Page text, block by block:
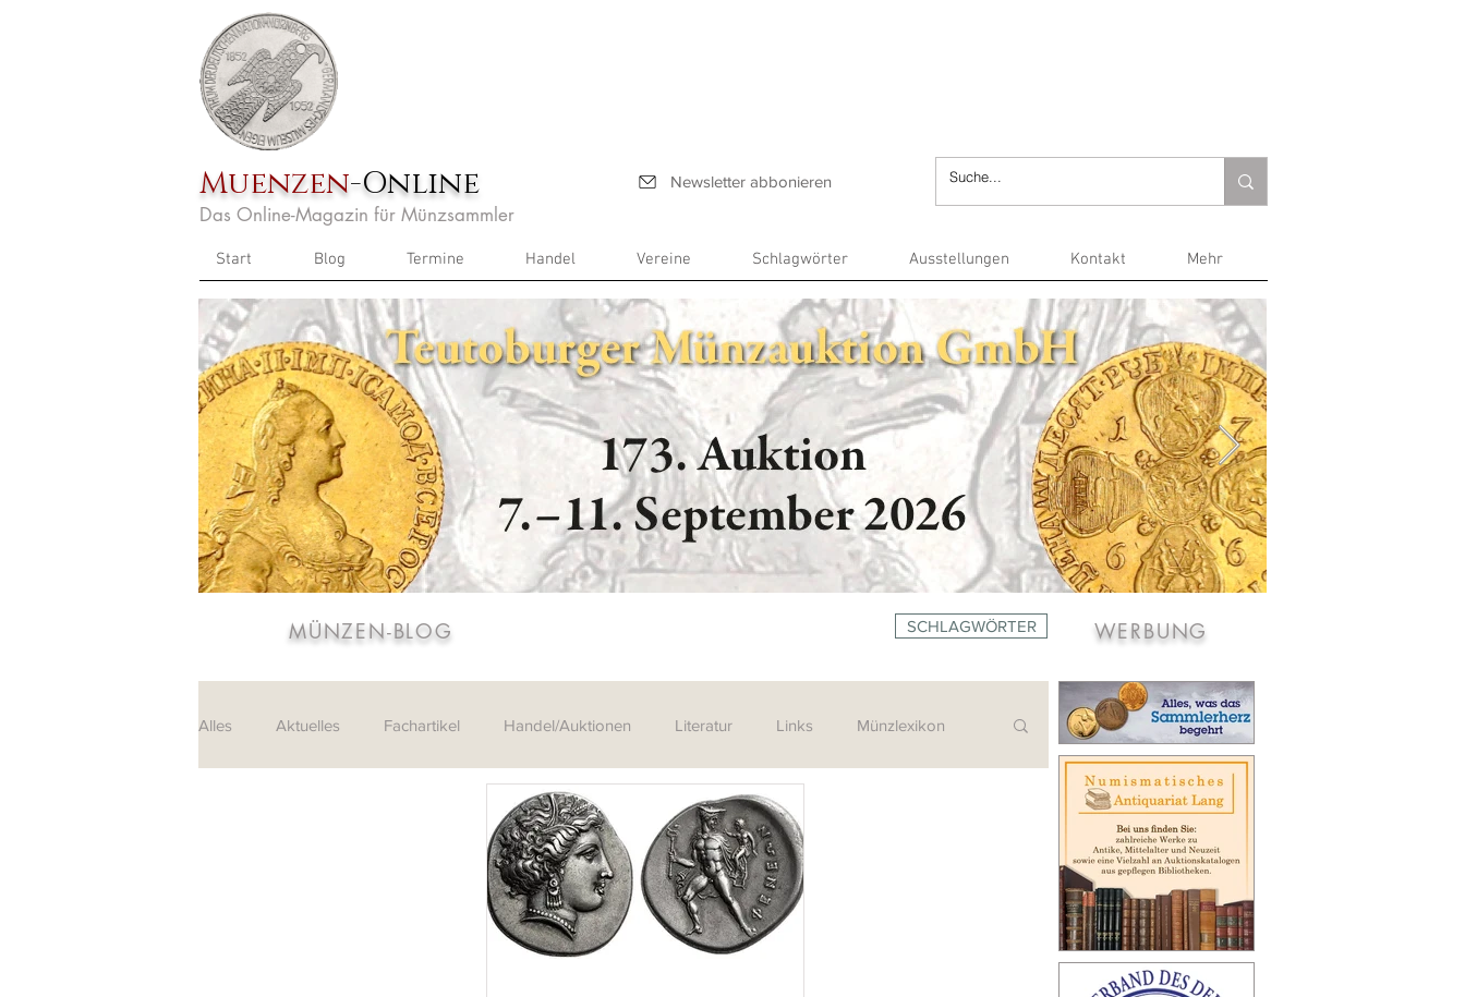
Muenzen-Online Newsletter abbonieren
Das Online-Magazin für Münzsammler
Start Blog Termine Handel Vereine Schlagwörter Ausstellungen Kontakt Mehr
MÜNZEN-BLOG SCHLAGWÖRTER WERBUNG
Alles Aktuelles Fachartikel Handel/Auktionen Literatur Links Münzlexikon